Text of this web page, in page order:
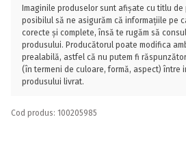
Imaginile produselor sunt afișate cu titlu de
posibilul să ne asigurăm că informațiile pe
corecte și complete, însă te rugăm să
produsului. Producătorul poate modifica
prealabilă, astfel că nu putem fi
(în termeni de culoare, formă, aspect) între
produsului livrat.
Cod produs: 100205985